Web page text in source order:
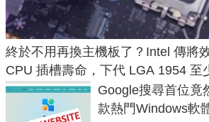
終於不用再換主機板了？Intel 傳將
CPU 插槽壽命，下代 LGA 1954 至
Google搜尋首位竟
款熱門Windows軟